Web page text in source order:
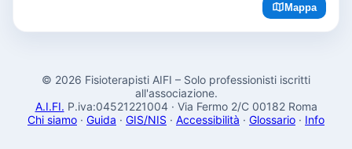
Mappa
© 2026 Fisioterapisti AIFI – Solo professionisti iscritti
all'associazione.
A.I.FI. P.iva:04521221004 · Via Fermo 2/C 00182 Roma
Chi siamo · Guida · GIS/NIS · Accessibilità · Glossario · Info